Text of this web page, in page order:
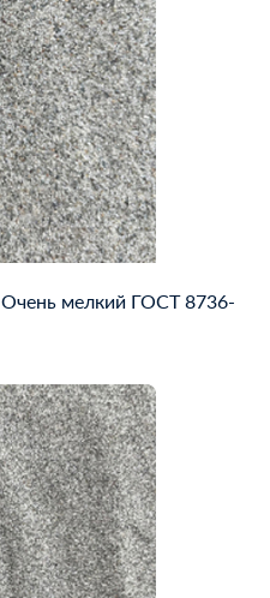
Очень мелкий ГОСТ 8736-